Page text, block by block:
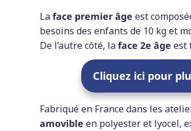
Laface premier âgeest
besoins des enfants de 10 kg et
De l’autre côté, laface 2e âge est
Cliquez ici pour
Fabriqué en France dans les
amovibleen polyester et lyocel,